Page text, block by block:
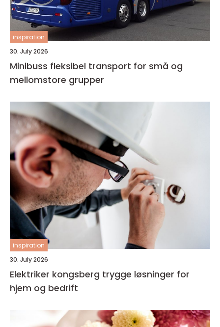
inspiration
30. July 2026
Minibuss fleksibel transport for små og
mellomstore grupper
inspiration
30. July 2026
Elektriker kongsberg trygge løsninger for
hjem og bedrift